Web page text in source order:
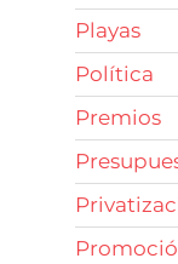
Playas
Política
Premios